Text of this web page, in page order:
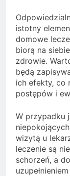
istotny
domowe
biorą na
zdrowie.
będą
ich efekty, co
postępów i
W przypadku
wizytą u
leczenie są
schorzeń, a